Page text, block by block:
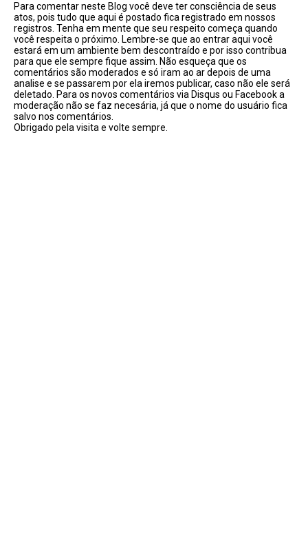
Para comentar neste Blog você deve ter consciência de seus
atos, pois tudo que aqui é postado fica registrado em nossos
registros. Tenha em mente que seu respeito começa quando
você respeita o próximo. Lembre-se que ao entrar aqui você
estará em um ambiente bem descontraído e por isso contribua
para que ele sempre fique assim. Não esqueça que os
comentários são moderados e só iram ao ar depois de uma
analise e se passarem por ela iremos publicar, caso não ele será
deletado. Para os novos comentários via Disqus ou Facebook a
moderação não se faz necesária, já que o nome do usuário fica
salvo nos comentários.
Obrigado pela visita e volte sempre.